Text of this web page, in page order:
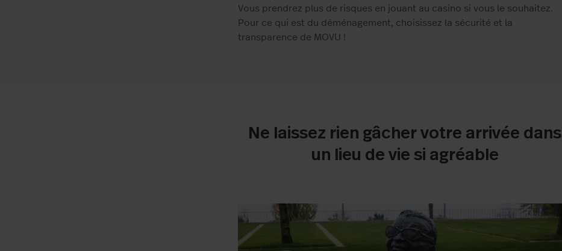
Vous prendrez plus de risques en jouant au casino si vous le souhaitez.
Pour ce qui est du déménagement, choisissez la sécurité et la
transparence de MOVU !
Ne laissez rien gâcher votre arrivée dans
un lieu de vie si agréable